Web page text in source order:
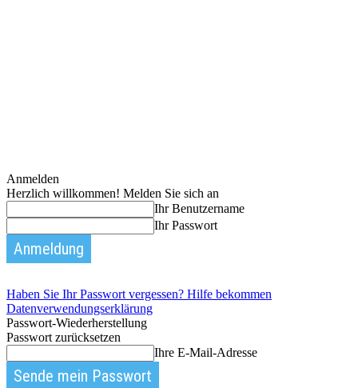
Anmelden
Herzlich willkommen! Melden Sie sich an
Ihr Benutzername
Ihr Passwort
Haben Sie Ihr Passwort vergessen? Hilfe bekommen
Datenverwendungserklärung
Passwort-Wiederherstellung
Passwort zurücksetzen
Ihre E-Mail-Adresse